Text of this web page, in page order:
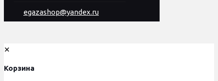
egazashop@yandex.ru
✕
Корзина